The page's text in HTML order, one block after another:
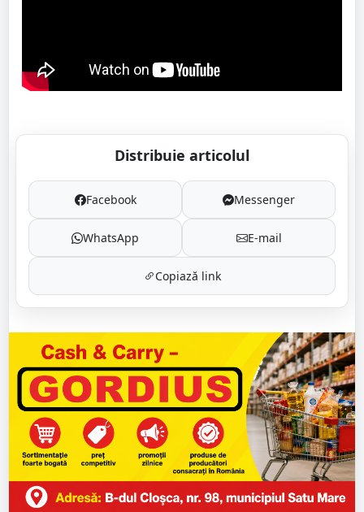
Distribuie articolul
Facebook Messenger
WhatsApp E-mail
Copiază link